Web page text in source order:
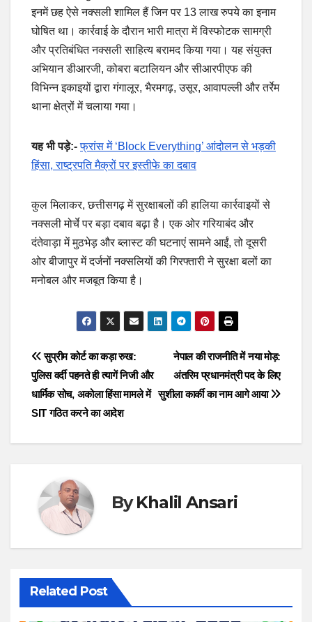
इनमें छह ऐसे नक्सली शामिल हैं जिन पर 13 लाख रुपये का इनाम
घोषित था। कार्रवाई के दौरान भारी मात्रा में विस्फोटक सामग्री
और प्रतिबंधित नक्सली साहित्य बरामद किया गया। यह संयुक्त
अभियान डीआरजी, कोबरा बटालियन और सीआरपीएफ की
विभिन्न इकाइयों द्वारा गंगालूर, भैरमगढ़, उसूर, आवापल्ली और तर्रेम
थाना क्षेत्रों में चलाया गया।
यह भी पड़े:-फ्रांस में ‘Block Everything’ आंदोलन से भड़की
हिंसा, राष्ट्रपति मैक्रों पर इस्तीफे का दबाव
कुल मिलाकर, छत्तीसगढ़ में सुरक्षाबलों की हालिया कार्रवाइयों से
नक्सली मोर्चे पर बड़ा दबाव बढ़ा है। एक ओर गरियाबंद और
दंतेवाड़ा में मुठभेड़ और ब्लास्ट की घटनाएं सामने आईं, तो दूसरी
ओर बीजापुर में दर्जनों नक्सलियों की गिरफ्तारी ने सुरक्षा बलों का
मनोबल और मजबूत किया है।
Post
navigation
नेपाल की राजनीति में नया मोड़:
अंतरिम प्रधानमंत्री पद के लिए
सुशीला कार्की का नाम आगे आया
सुप्रीम कोर्ट का कड़ा रुख:
पुलिस वर्दी पहनते ही त्यागें निजी और
धार्मिक सोच, अकोला हिंसा मामले में
SIT गठित करने का आदेश
ByKhalil Ansari
Related Post